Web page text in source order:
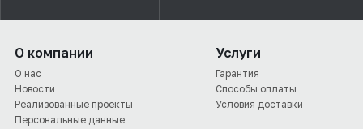
О компании
О нас
Новости
Реализованные проекты
Персональные данные
Услуги
Гарантия
Способы оплаты
Условия доставки